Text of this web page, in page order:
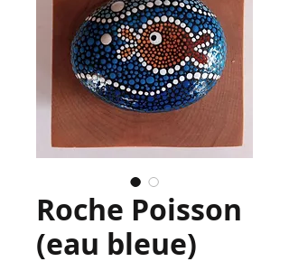
Roche Poisson
(eau bleue)